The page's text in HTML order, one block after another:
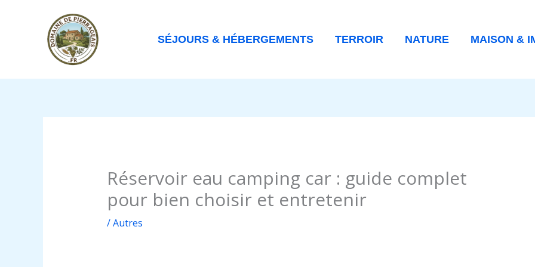
SÉJOURS & HÉBERGEMENTS TERROIR NATURE MAISON &
Réservoir eau camping car : guide complet
pour bien choisir et entretenir
/Autres